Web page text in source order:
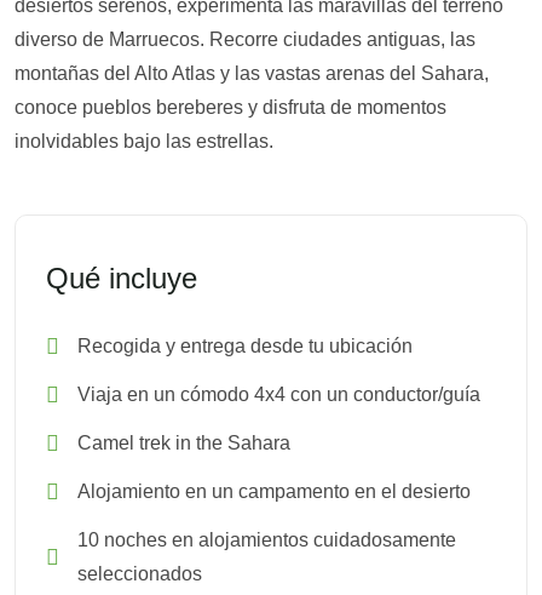
desiertos serenos, experimenta las maravillas del terreno
diverso de Marruecos. Recorre ciudades antiguas, las
montañas del Alto Atlas y las vastas arenas del Sahara,
conoce pueblos bereberes y disfruta de momentos
inolvidables bajo las estrellas.
Qué incluye
Recogida y entrega desde tu ubicación
Viaja en un cómodo 4x4 con un conductor/guía
Camel trek in the Sahara
Alojamiento en un campamento en el desierto
10 noches en alojamientos cuidadosamente
seleccionados